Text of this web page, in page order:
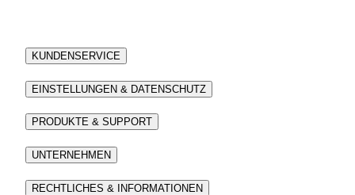
KUNDENSERVICE
EINSTELLUNGEN & DATENSCHUTZ
PRODUKTE & SUPPORT
UNTERNEHMEN
RECHTLICHES & INFORMATIONEN